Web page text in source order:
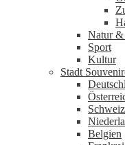
Natur &
Sport
Kultur
Stadt
Schweiz
Belgien